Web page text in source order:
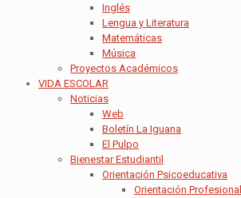
Inglés
Lengua y Literatura
Matemáticas
Música
Proyectos Académicos
VIDA ESCOLAR
Noticias
Web
Boletín La Iguana
El Pulpo
Bienestar Estudiantil
Orientación Psicoeducativa
Orientación Profesional